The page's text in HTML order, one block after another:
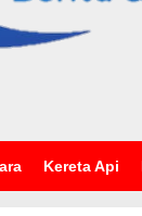
Kereta Api